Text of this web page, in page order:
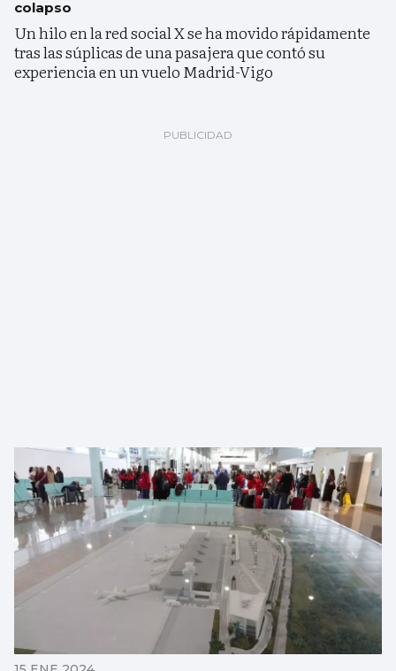
colapso
Un hilo en la red social X se ha movido rápidamente
tras las súplicas de una pasajera que contó su
experiencia en un vuelo Madrid-Vigo